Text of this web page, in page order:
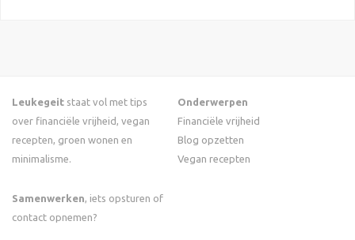
Leukegeit staat vol met tips
over financiële vrijheid, vegan
recepten, groen wonen en
minimalisme.
Samenwerken, iets opsturen of
contact opnemen?
Onderwerpen
Financiële vrijheid
Blog opzetten
Vegan recepten